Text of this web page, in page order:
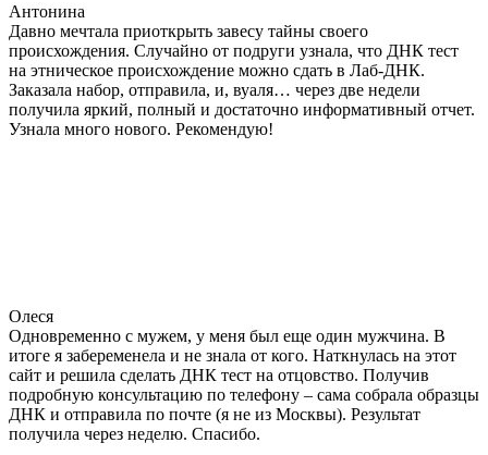
Антонина
Давно мечтала приоткрыть завесу тайны своего
происхождения. Случайно от подруги узнала, что ДНК тест
на этническое происхождение можно сдать в Лаб-ДНК.
Заказала набор, отправила, и, вуаля… через две недели
получила яркий, полный и достаточно информативный отчет.
Узнала много нового. Рекомендую!
Олеся
Одновременно с мужем, у меня был еще один мужчина. В
итоге я забеременела и не знала от кого. Наткнулась на этот
сайт и решила сделать ДНК тест на отцовство. Получив
подробную консультацию по телефону – сама собрала образцы
ДНК и отправила по почте (я не из Москвы). Результат
получила через неделю. Спасибо.